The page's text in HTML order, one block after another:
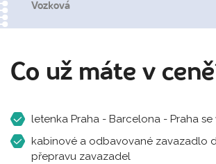
Vozková
Co už máte v
letenka Praha - Barcelona - Praha
kabinové a odbavované zavazadlo
přepravu zavazadel